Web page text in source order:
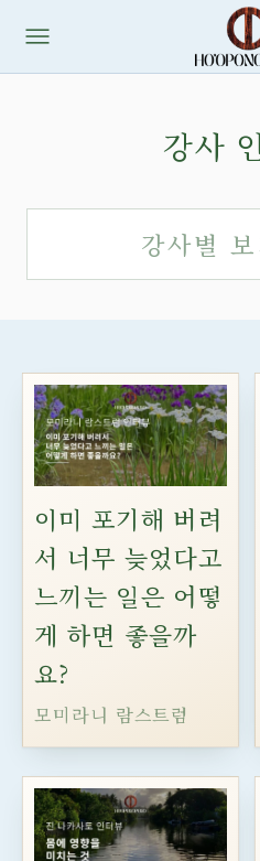
강사
강사별 보
이미 포기해 버려
서 너무 늦었다고
느끼는 일은 어떻
게 하면 좋을까
요?
모미라니 람스트럼